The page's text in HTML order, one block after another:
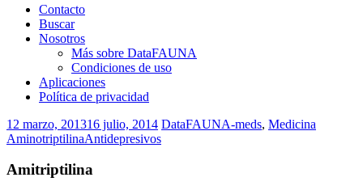
Saltar
contenido.
Contacto
Buscar
Nosotros
Más sobre DataFAUNA
Condiciones de uso
Aplicaciones
Política de privacidad
12 marzo, 201316 julio, 2014 DataFAUNA-meds, Medicina
AminotriptilinaAntidepresivos
Amitriptilina